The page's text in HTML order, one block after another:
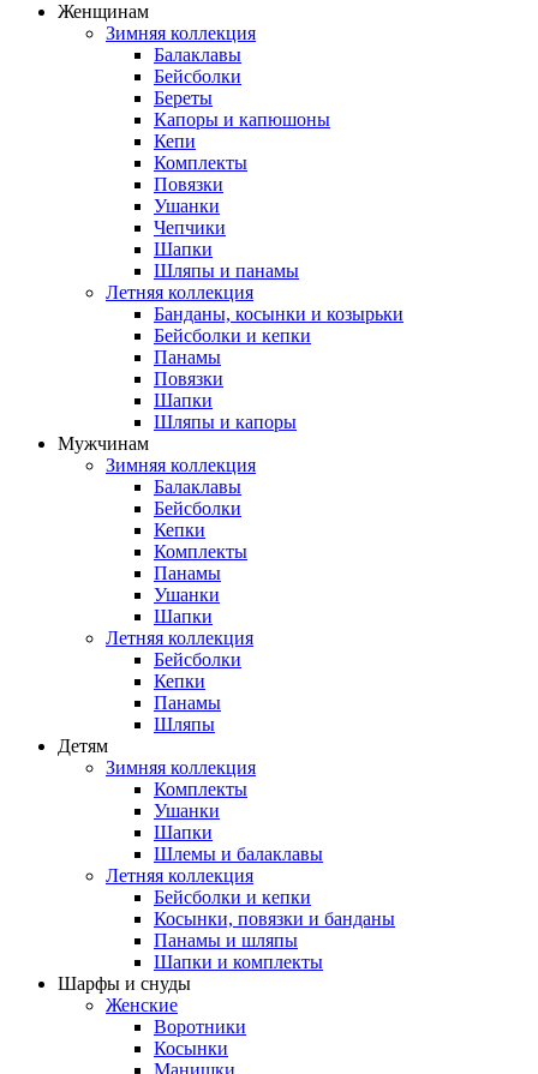
Женщинам
Зимняя коллекция
Балаклавы
Бейсболки
Береты
Капоры и капюшоны
Кепи
Комплекты
Повязки
Ушанки
Чепчики
Шапки
Шляпы и панамы
Летняя коллекция
Банданы, косынки и козырьки
Бейсболки и кепки
Панамы
Повязки
Шапки
Шляпы и капоры
Мужчинам
Зимняя коллекция
Балаклавы
Бейсболки
Кепки
Комплекты
Панамы
Ушанки
Шапки
Летняя коллекция
Бейсболки
Кепки
Панамы
Шляпы
Детям
Зимняя коллекция
Комплекты
Ушанки
Шапки
Шлемы и балаклавы
Летняя коллекция
Бейсболки и кепки
Косынки, повязки и банданы
Панамы и шляпы
Шапки и комплекты
Шарфы и снуды
Женские
Воротники
Косынки
Манишки